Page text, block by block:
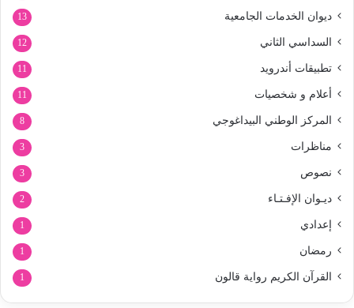
ديوان الخدمات الجامعية 13
السداسي الثاني 12
تطبيقات أندرويد 11
أعلام و شخصيات 11
المركز الوطني البيداغوجي 8
مناظرات 3
نصوص 3
ديـوان الإفـتـاء 2
إعدادي 1
رمضان 1
القرآن الكريم رواية قالون 1